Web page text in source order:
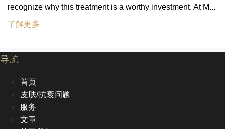
recognize why this treatment is a worthy investment. At M...
了解更多
导航
首页
皮肤/抗衰问题
服务
文章